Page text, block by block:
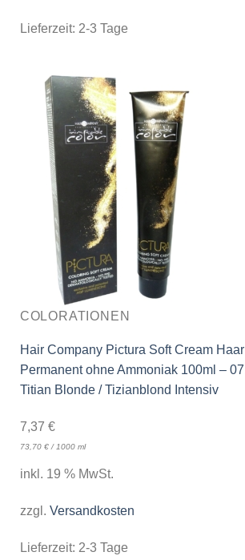
Lieferzeit: 2-3 Tage
COLORATIONEN
Hair Company Pictura Soft Cream
Permanent ohne Ammoniak 100ml –
Titian Blonde / Tizianblond Intensiv
7,37 €
73,70 €/1000 ml
inkl. 19 % MwSt.
zzgl. Versandkosten
Lieferzeit: 2-3 Tage